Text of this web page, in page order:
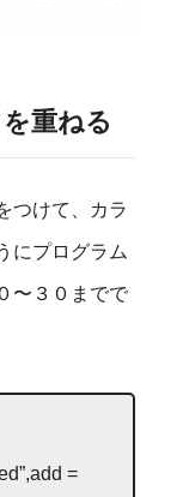
重ねる
つけて、カラ
にプログラム
〜３０までで
,add =